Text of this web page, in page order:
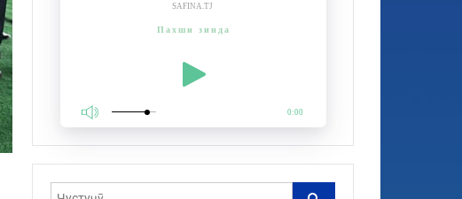
SAFINA.TJ
Пахши зинда
0:00